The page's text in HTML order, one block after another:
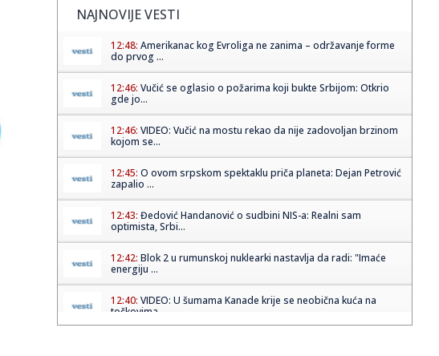
NAJNOVIJE VESTI
12:48: Amerikanac kog Evroliga ne zanima – održavanje forme
do prvog ...
12:46: Vučić se oglasio o požarima koji bukte Srbijom: Otkrio
gde jo...
12:46: VIDEO: Vučić na mostu rekao da nije zadovoljan brzinom
kojom se...
12:45: O ovom srpskom spektaklu priča planeta: Dejan Petrović
zapalio ...
12:43: Đedović Handanović o sudbini NIS-a: Realni sam
optimista, Srbi...
12:42: Blok 2 u rumunskoj nuklearki nastavlja da radi: "Imaće
energiju ...
12:40: VIDEO: U šumama Kanade krije se neobična kuća na
točkovima